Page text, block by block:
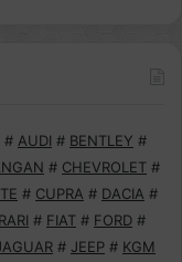
# AUDI # BENTLEY #
# CHEVROLET #
# CUPRA # DACIA #
# FIAT # FORD #
# JEEP # KGM